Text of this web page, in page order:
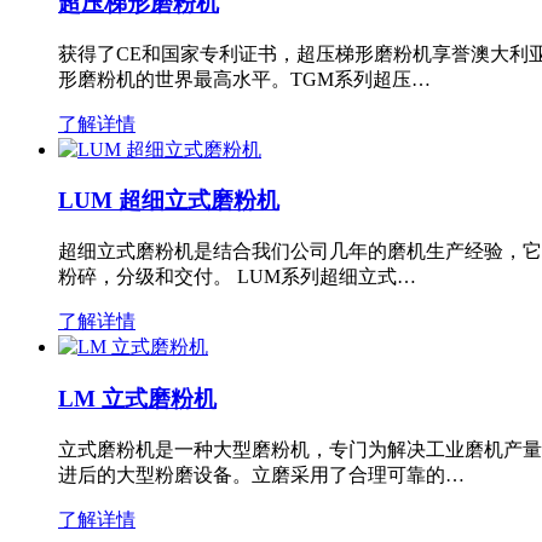
获得了CE和国家专利证书，超压梯形磨粉机享誉澳大
形磨粉机的世界最高水平。TGM系列超压…
了解详情
LUM 超细立式磨粉机
超细立式磨粉机是结合我们公司几年的磨机生产经验，
粉碎，分级和交付。 LUM系列超细立式…
了解详情
LM 立式磨粉机
立式磨粉机是一种大型磨粉机，专门为解决工业磨机产
进后的大型粉磨设备。立磨采用了合理可靠的…
了解详情